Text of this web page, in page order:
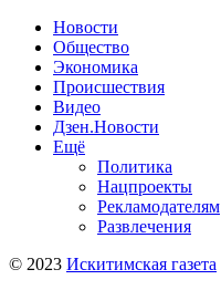
Новости
Общество
Экономика
Происшествия
Видео
Дзен.Новости
Ещё
Политика
Нацпроекты
Рекламодателям
Развлечения
© 2023 Искитимская газета